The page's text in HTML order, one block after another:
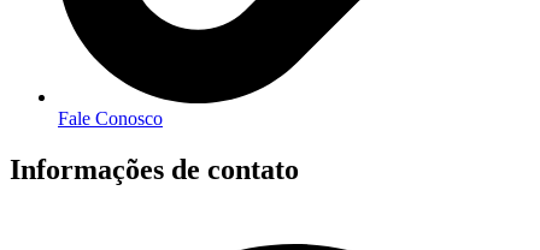
Fale Conosco
Informações de contato